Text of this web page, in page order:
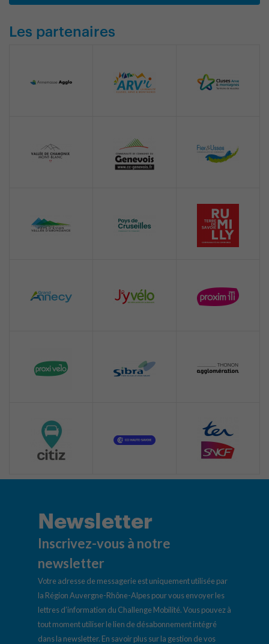
Les partenaires
Newsletter
Inscrivez-vous à notre
newsletter
Votre adresse de messagerie est uniquement utilisée par
la Région Auvergne-Rhône-Alpes pour vous envoyer les
lettres d’information du Challenge Mobilité. Vous pouvez à
tout moment utiliser le lien de désabonnement intégré
dans la newsletter. En savoir plus sur la gestion de vos